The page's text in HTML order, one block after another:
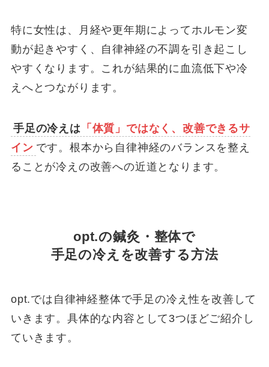
特に女性は、月経や更年期によってホルモン変
動が起きやすく、自律神経の不調を引き起こし
やすくなります。これが結果的に血流低下や冷
えへとつながります。
手足の冷えは 「体質」ではなく、改善できるサ
イン です。根本から自律神経のバランスを整え
ることが冷えの改善への近道となります。
opt.の鍼灸・整体で
手足の冷えを改善する方法
opt.では自律神経整体で手足の冷え性を改善して
いきます。具体的な内容として3つほどご紹介し
ていきます。